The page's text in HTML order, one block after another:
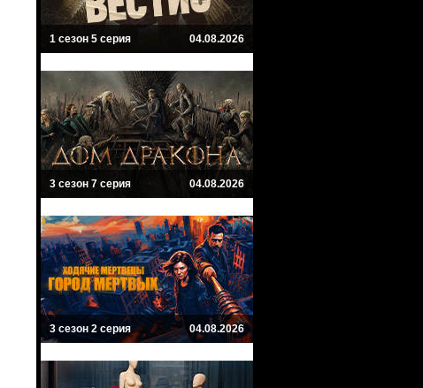
1 сезон 5 серия 04.08.2026
3 сезон 7 серия 04.08.2026
3 сезон 2 серия 04.08.2026